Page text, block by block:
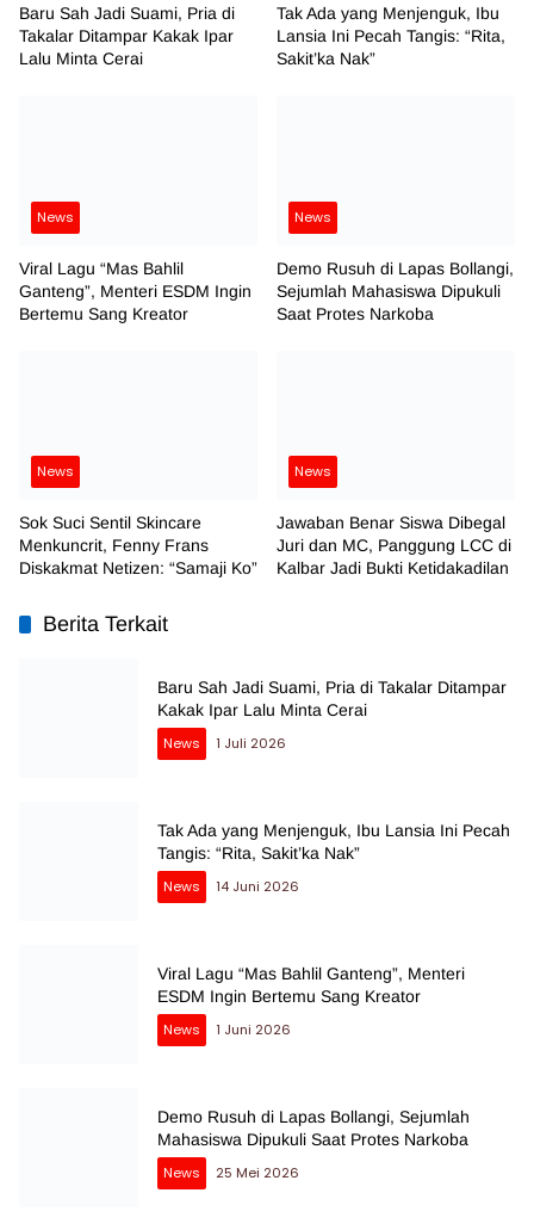
Baru Sah Jadi Suami, Pria di
Takalar Ditampar Kakak Ipar
Lalu Minta Cerai
Tak Ada yang Menjenguk, Ibu
Lansia Ini Pecah Tangis: “Rita,
Sakit’ka Nak”
News
Viral Lagu “Mas Bahlil
Ganteng”, Menteri ESDM Ingin
Bertemu Sang Kreator
News
Demo Rusuh di Lapas Bollangi,
Sejumlah Mahasiswa Dipukuli
Saat Protes Narkoba
News
Sok Suci Sentil Skincare
Menkuncrit, Fenny Frans
Diskakmat Netizen: “Samaji Ko”
News
Jawaban Benar Siswa Dibegal
Juri dan MC, Panggung LCC di
Kalbar Jadi Bukti Ketidakadilan
Berita Terkait
Baru Sah Jadi Suami, Pria di Takalar Ditampar
Kakak Ipar Lalu Minta Cerai
News
1 Juli 2026
Tak Ada yang Menjenguk, Ibu Lansia Ini Pecah
Tangis: “Rita, Sakit’ka Nak”
News
14 Juni 2026
Viral Lagu “Mas Bahlil Ganteng”, Menteri
ESDM Ingin Bertemu Sang Kreator
News
1 Juni 2026
Demo Rusuh di Lapas Bollangi, Sejumlah
Mahasiswa Dipukuli Saat Protes Narkoba
News
25 Mei 2026